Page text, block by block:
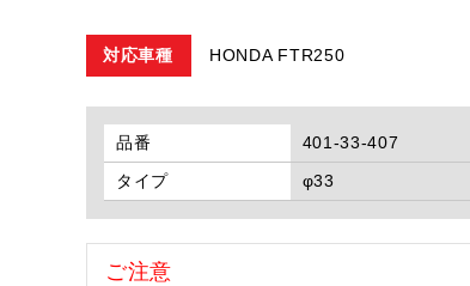
対応車種 HONDA FTR250
品番 401-33-407
タイプ
φ33
ご注意